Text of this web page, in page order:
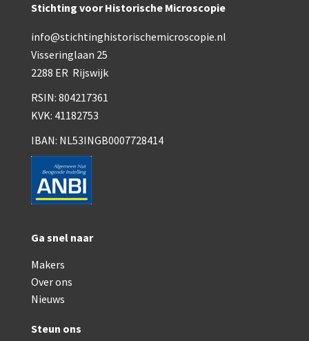
Beck & Beck, ‘popular microscope’ (ca.
Dollond, ‘bar-limb’ (1860-1880)
Ongesigneerd, Engels (1860-1880)
Robbins (1860-1890)
Beck & Beck, ‘popular microscope’ (1867)
Bianchi, trommelmicroscoop (1869-1873)
Hartnack / Prazmowski (1870-1880)
Baker, prepareermicroscoop (1870-1890)
Double pillar, Frans (1870-1900)
Zeiss, statief IX (ca. 1890)
Stichting voor Historische Microscopie
info@stichtinghistorischemicroscopie.nl
Visseringlaan 25
2288 ER Rijswijk
RSIN: 804217361
KVK: 41182753
IBAN: NL53INGB0007728414
Ga snel naar
Makers
Over ons
Nieuws
Steun ons